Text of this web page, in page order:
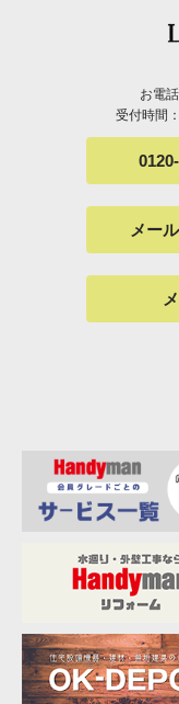
お電
受付時間
メー